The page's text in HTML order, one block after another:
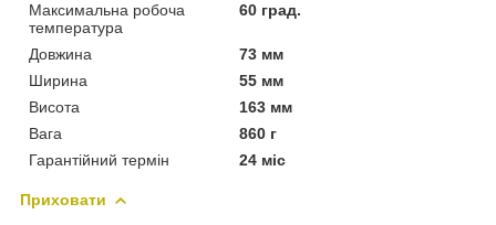
Максимальна робоча
температура
60 град.
Довжина
73 мм
Ширина
55 мм
Висота
163 мм
Вага
860 г
Гарантійний термін
24 міс
Приховати